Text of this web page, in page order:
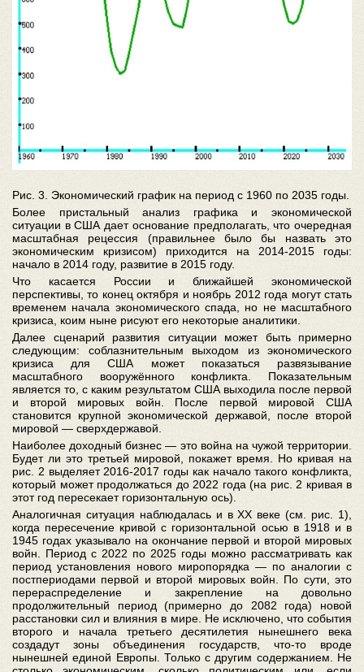
Рис. 3. Экономический график на период с 1960 по 2035 годы.
Более пристальный анализ графика и экономической
ситуации в США дает основание предполагать, что очередная
масштабная рецессия (правильнее было бы назвать это
экономическим кризисом) приходится на 2014-2015 годы:
начало в 2014 году, развитие в 2015 году.
Что касается России и ближайшей экономической
перспективы, то конец октября и ноябрь 2012 года могут стать
временем начала экономического спада, но не масштабного
кризиса, коим ныне рисуют его некоторые аналитики.
Далее сценарий развития ситуации может быть примерно
следующим: соблазнительным выходом из экономического
кризиса для США может показаться развязывание
масштабного вооружённого конфликта. Показательным
является то, с каким результатом США выходила после первой
и второй мировых войн. После первой мировой США
становится крупной экономической державой, после второй
мировой — сверхдержавой.
Наиболее доходный бизнес — это война на чужой территории.
Будет ли это третьей мировой, покажет время. Но кривая на
рис. 2 выделяет 2016-2017 годы как начало такого конфликта,
который может продолжаться до 2022 года (на рис. 2 кривая в
этот год пересекает горизонтальную ось).
Аналогичная ситуация наблюдалась и в ХХ веке (см. рис. 1),
когда пересечение кривой с горизонтальной осью в 1918 и в
1945 годах указывало на окончание первой и второй мировых
войн. Период с 2022 по 2025 годы можно рассматривать как
период установления нового миропорядка — по аналогии с
постпериодами первой и второй мировых войн. По сути, это
перераспределение и закрепление на довольно
продолжительный период (примерно до 2082 года) новой
расстановки сил и влияния в мире. Не исключено, что события
второго и начала третьего десятилетия нынешнего века
создадут зоны объединения государств, что-то вроде
нынешней единой Европы. Только с другим содержанием. Не